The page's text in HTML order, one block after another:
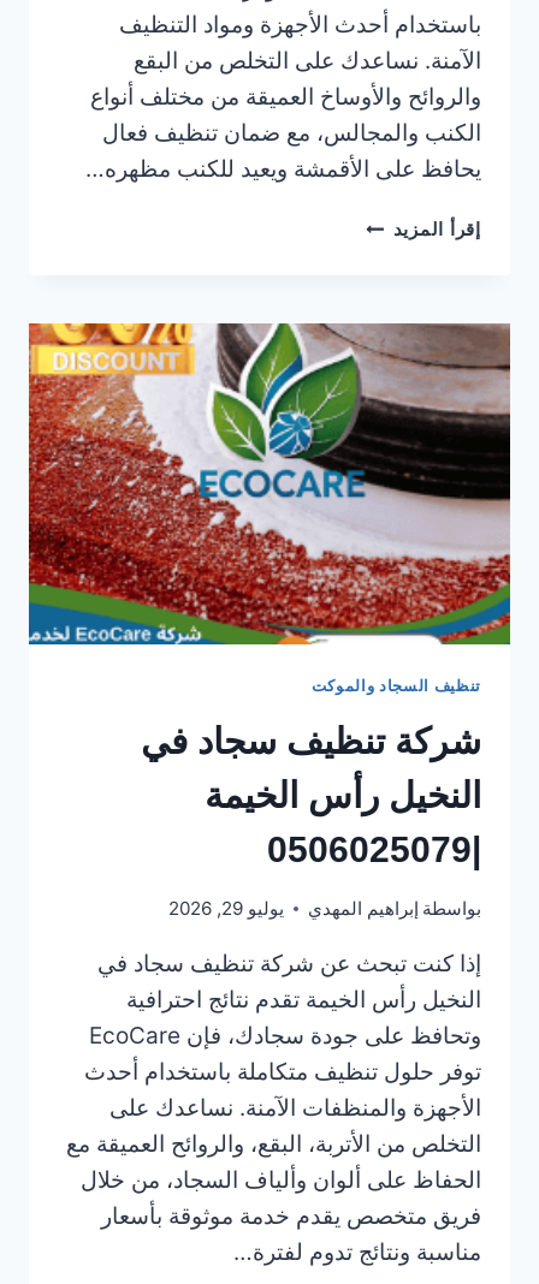
باستخدام أحدث الأجهزة ومواد التنظيف
الآمنة. نساعدك على التخلص من البقع
والروائح والأوساخ العميقة من مختلف أنواع
الكنب والمجالس، مع ضمان تنظيف فعال
يحافظ على الأقمشة ويعيد للكنب مظهره…
إقرأ المزيد شركة
النخيل
رأس
الخيمة
|0506025079
تنظيف السجاد والموكت
شركة تنظيف سجاد في
النخيل رأس الخيمة
|0506025079
بواسطة إبراهيم المهدي يوليو 29, 2026
إذا كنت تبحث عن شركة تنظيف سجاد في
النخيل رأس الخيمة تقدم نتائج احترافية
وتحافظ على جودة سجادك، فإن EcoCare
توفر حلول تنظيف متكاملة باستخدام أحدث
الأجهزة والمنظفات الآمنة. نساعدك على
التخلص من الأتربة، البقع، والروائح العميقة مع
الحفاظ على ألوان وألياف السجاد، من خلال
فريق متخصص يقدم خدمة موثوقة بأسعار
مناسبة ونتائج تدوم لفترة…